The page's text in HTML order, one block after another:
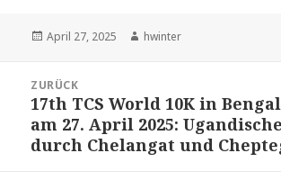
Veröffentlicht
April 27, 2025 Autor
hwinter
Navigation
ZURÜCK
Vorheriger
Beitrag:
17th TCS World 10K in
am 27. April 2025:
durch Chelangat und